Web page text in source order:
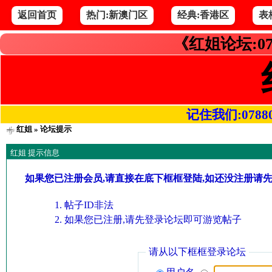
返回首页 热门:新澳门区 经典:香港区 表
《红姐论坛
记住我们
红姐» 论坛提示
红姐 提示信息
如果您已注册会员,请直接在底下框框登陆,如还没注册请
帖子ID非法
如果您已注册,请先登录论坛即可游览帖子
请从以下框框登录论坛